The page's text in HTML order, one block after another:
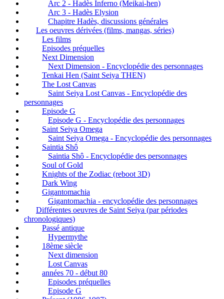
Arc 2 - Hadès Inferno (Meikai-hen)
Arc 3 - Hadès Elysion
Chapitre Hadès, discussions générales
Les oeuvres dérivées (films, mangas, séries)
Les films
Episodes préquelles
Next Dimension
Next Dimension - Encyclopédie des personnages
Tenkai Hen (Saint Seiya THEN)
The Lost Canvas
Saint Seiya Lost Canvas - Encyclopédie des
personnages
Episode G
Episode G - Encyclopédie des personnages
Saint Seiya Omega
Saint Seiya Omega - Encyclopédie des personnages
Saintia Shô
Saintia Shô - Encyclopédie des personnages
Soul of Gold
Knights of the Zodiac (reboot 3D)
Dark Wing
Gigantomachia
Gigantomachia - encyclopédie des personnages
Différentes oeuvres de Saint Seiya (par périodes
chronologiques)
Passé antique
Hypermythe
18ème siècle
Next dimension
Lost Canvas
années 70 - début 80
Episodes préquelles
Episode G